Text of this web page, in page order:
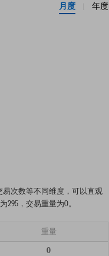
月度 年度
易次数等不同维度，可以直观
，交易重量为0。
重量
0